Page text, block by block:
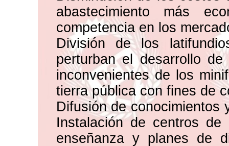
abastecimiento más
competencia en los
División de los
perturban el desarrollo
inconvenientes de los
tierra pública con fines de
Difusión de conocimientos
Instalación de centros de
enseñanza y planes de